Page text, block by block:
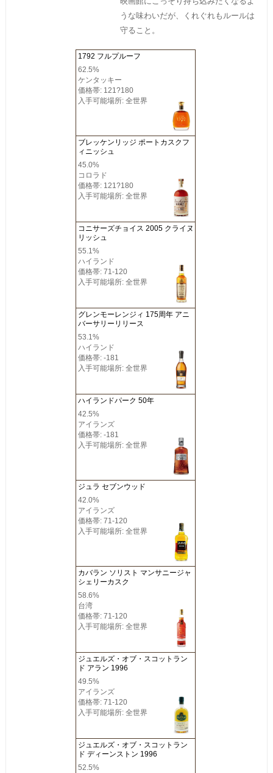
うな味わいだが、くれぐれもルールは
守ること。
1792 フルプルーフ
62.5%
ケンタッキー
価格帯: 121?180
入手可能場所: 全世界
ブレッケンリッジ ポートカスクフ
ィニッシュ
45.0%
コロラド
価格帯: 121?180
入手可能場所: 全世界
コニサーズチョイス 2005 クライヌ
リッシュ
55.1%
ハイランド
価格帯: 71-120
入手可能場所: 全世界
グレンモーレンジィ 175周年 アニ
バーサリーリリース
53.1%
ハイランド
価格帯: -181
入手可能場所: 全世界
ハイランドパーク 50年
42.5%
アイランズ
価格帯: -181
入手可能場所: 全世界
ジュラ セブンウッド
42.0%
アイランズ
価格帯: 71-120
入手可能場所: 全世界
カバラン ソリスト マンサニージャ
シェリーカスク
58.6%
台湾
価格帯: 71-120
入手可能場所: 全世界
ジュエルズ・オブ・スコットラン
ド アラン 1996
49.5%
アイランズ
価格帯: 71-120
入手可能場所: 全世界
ジュエルズ・オブ・スコットラン
ド ディーンストン 1996
52.5%